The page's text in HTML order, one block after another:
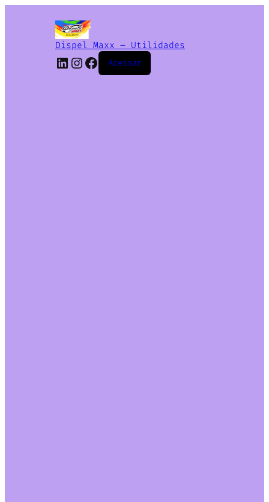
Dispel Maxx – Utilidades
Acessar